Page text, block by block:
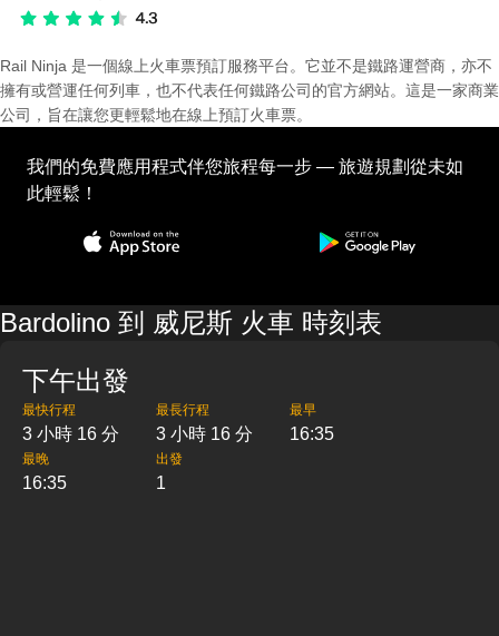
Rail Ninja 是一個線上火車票預訂服務平台。它並不是鐵路運營商，亦不
擁有或營運任何列車，也不代表任何鐵路公司的官方網站。這是一家商業
公司，旨在讓您更輕鬆地在線上預訂火車票。
我們的免費應用程式伴您旅程每一步 — 旅遊規劃從未如
此輕鬆！
Bardolino 到 威尼斯 火車 時刻表
下午出發
最快行程
3 小時 16 分
最長行程
3 小時 16 分
最早
16:35
最晚
16:35
出發
1